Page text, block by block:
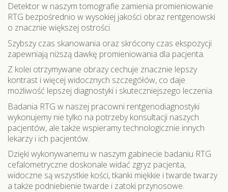
Detektor w naszym tomografie zamienia promieniowanie
RTG bezpośrednio w wysokiej jakości obraz rentgenowski
o znacznie większej ostrości.
Szybszy czas skanowania oraz skrócony czas ekspozycji
zapewniają niższą dawkę promieniowania dla pacjenta.
Z kolei otrzymywane obrazy cechuje znacznie lepszy
kontrast i więcej widocznych szczegółów, co daje
możliwość lepszej diagnostyki i skuteczniejszego leczenia.
Badania RTG w naszej pracowni rentgenodiagnostyki
wykonujemy nie tylko na potrzeby konsultacji naszych
pacjentów, ale także wspieramy technologicznie innych
lekarzy i ich pacjentów.
Dzięki wykonywanemu w naszym gabinecie badaniu RTG
cefalometryczne doskonale widać zgryz pacjenta,
widoczne są wszystkie kości, tkanki miękkie i twarde twarzy
a także podniebienie twarde i zatoki przynosowe.